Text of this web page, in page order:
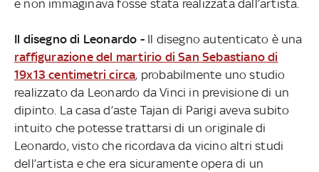
e non immaginava fosse stata realizzata dall’artista.
Il disegno di Leonardo -Il disegno autenticato è una
raffigurazione del martirio di San Sebastiano di
19x13 centimetri circa, probabilmente uno studio
realizzato da Leonardo da Vinci in previsione di un
dipinto. La casa d’aste Tajan di Parigi aveva subito
intuito che potesse trattarsi di un originale di
Leonardo, visto che ricordava da vicino altri studi
dell’artista e che era sicuramente opera di un